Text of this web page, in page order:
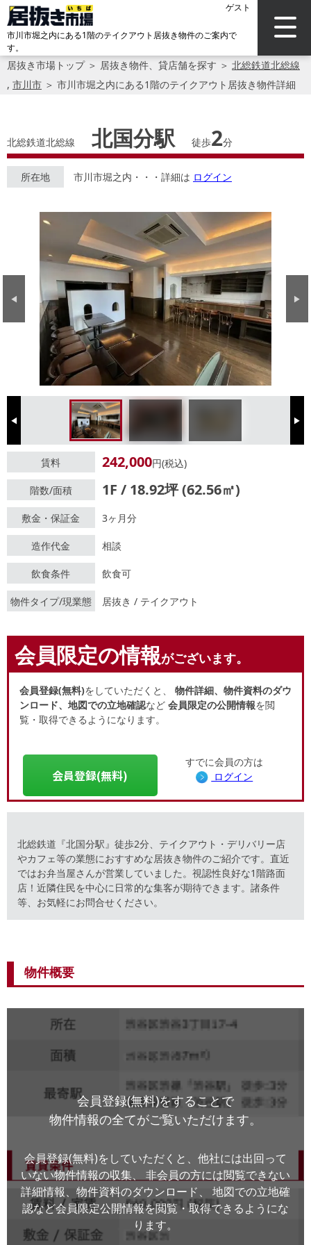
ゲスト
市川市堀之内にある1階のテイクアウト居抜き物件のご案内で
す。
居抜き市場トップ＞ 居抜き物件、貸店舗を探す ＞ 北総鉄道北総線
, 市川市 ＞ 市川市堀之内にある1階のテイクアウト居抜き物件詳細
北総鉄道北総線 北国分駅 徒歩2分
所在地 市川市堀之内・・・詳細は ログイン
Previous Next
Previous Next
賃料 242,000円(税込)
階数/面積 1F / 18.92坪 (62.56㎡)
敷金・保証金 3ヶ月分
造作代金 相談
飲食条件 飲食可
物件タイプ/現業態 居抜き / テイクアウト
会員限定の情報がございます。
会員登録(無料)をしていただくと、 物件詳細、物件資料のダウ
ンロード、地図での立地確認など 会員限定の公開情報を閲
覧・取得できるようになります。
会員登録(無料)
すでに会員の方は
ログイン
北総鉄道『北国分駅』徒歩2分、テイクアウト・デリバリー店
やカフェ等の業態におすすめな居抜き物件のご紹介です。直近
ではお弁当屋さんが営業していました。視認性良好な1階路面
店！近隣住民を中心に日常的な集客が期待できます。諸条件
等、お気軽にお問合せください。
物件概要
会員登録(無料)をすることで
物件情報の全てがご覧いただけます。
会員登録(無料)をしていただくと、他社には出回って
いない物件情報の収集、
非会員の方には閲覧できない
詳細情報、物件資料のダウンロード、
地図での立地確
認など会員限定公開情報を閲覧・取得できるようにな
ります。